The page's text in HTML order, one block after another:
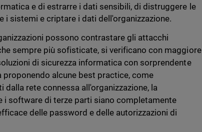
e di estrarre i dati sensibili, di distruggere le
i sistemi e criptare i dati dell'organizzazione.
possono contrastare gli attacchi
sempre più sofisticate, si verificano con maggiore
di sicurezza informatica con sorprendente
alcune best practice, come
rete connessa all'organizzazione, la
i software di terze parti siano completamente
delle password e delle autorizzazioni di